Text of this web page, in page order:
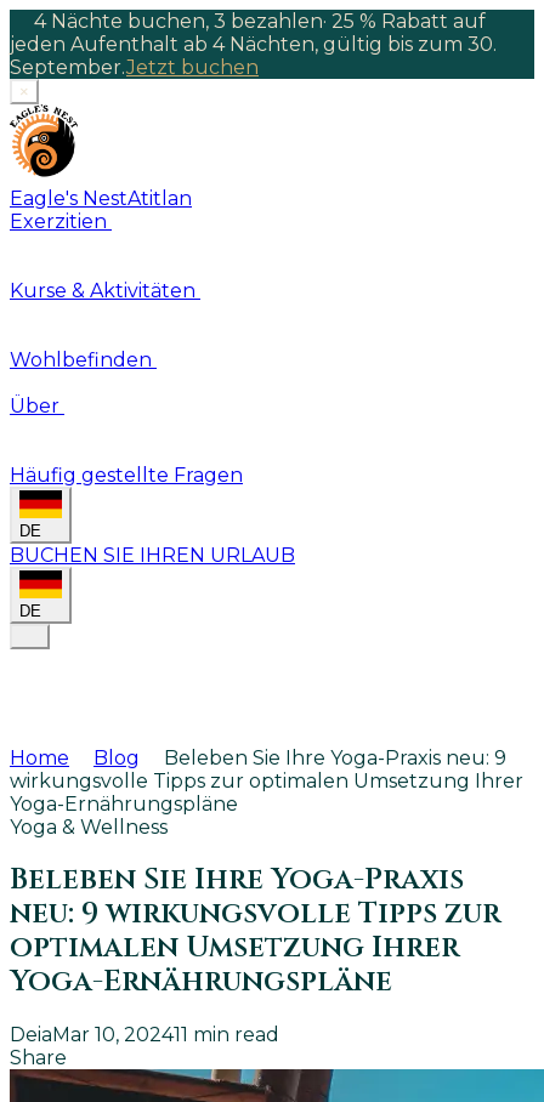
4 Nächte buchen, 3 bezahlen· 25 % Rabatt auf
jeden Aufenthalt ab 4 Nächten, gültig bis zum 30.
September.Jetzt buchen
×
Eagle's NestAtitlan
Exerzitien
Kurse & Aktivitäten
Wohlbefinden
Über
Häufig gestellte Fragen
DE
BUCHEN SIE IHREN URLAUB
DE
Home Blog
Beleben Sie Ihre Yoga-Praxis neu: 9
wirkungsvolle Tipps zur optimalen Umsetzung Ihrer
Yoga-Ernährungspläne
Yoga & Wellness
Beleben Sie Ihre Yoga-Praxis
neu: 9 wirkungsvolle Tipps zur
optimalen Umsetzung Ihrer
Yoga-Ernährungspläne
DeiaMar 10, 202411 min read
Share